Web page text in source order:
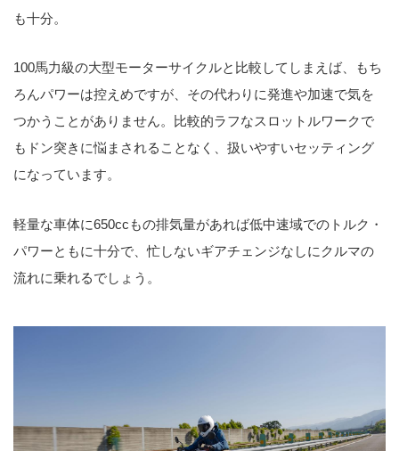
も十分。
100馬力級の大型モーターサイクルと比較してしまえば、もち
ろんパワーは控えめですが、その代わりに発進や加速で気を
つかうことがありません。比較的ラフなスロットルワークで
もドン突きに悩まされることなく、扱いやすいセッティング
になっています。
軽量な車体に650ccもの排気量があれば低中速域でのトルク・
パワーともに十分で、忙しないギアチェンジなしにクルマの
流れに乗れるでしょう。